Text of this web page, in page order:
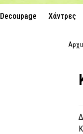
Decoupage Χάντρες